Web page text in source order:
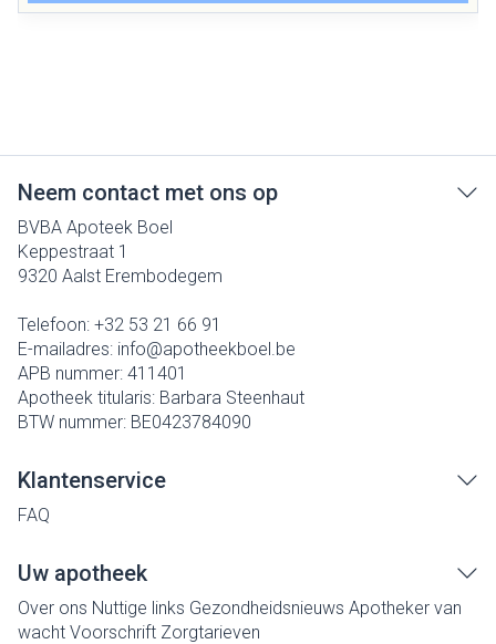
Neem contact met ons op
BVBA Apoteek Boel
Keppestraat 1
9320 Aalst Erembodegem
Telefoon: +32 53 21 66 91
E-mailadres: info@apotheekboel.be
APB nummer: 411401
Apotheek titularis: Barbara Steenhaut
BTW nummer: BE0423784090
Klantenservice
FAQ
Uw apotheek
Over ons Nuttige links Gezondheidsnieuws Apotheker van
wacht Voorschrift Zorgtarieven